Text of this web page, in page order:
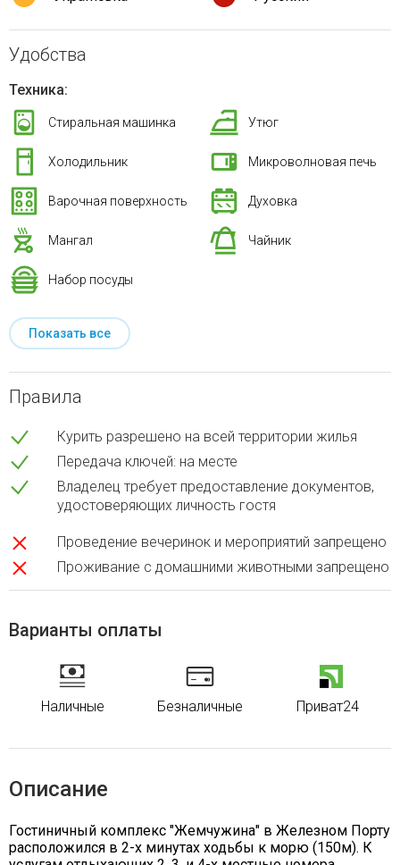
Удобства
Техника:
Стиральная машинка Утюг
Холодильник Микроволновая печь
Варочная поверхность Духовка
Мангал Чайник
Набор посуды
Показать все
Правила
Курить разрешено на всей территории жилья
Передача ключей: на месте
Владелец требует предоставление документов,
удостоверяющих личность гостя
Проведение вечеринок и мероприятий запрещено
Проживание с домашними животными запрещено
Варианты оплаты
Наличные Безналичные Приват24
Описание
Гостиничный комплекс "Жемчужина" в Железном Порту
расположился в 2-х минутах ходьбы к морю (150м). К